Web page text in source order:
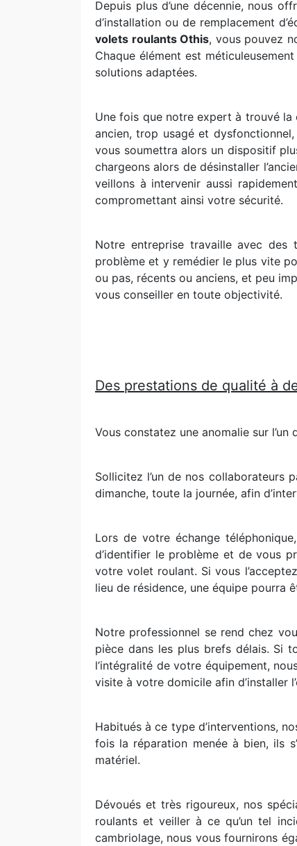
Depuis plus d’une décennie, nous
d’installation ou de remplacement
volets roulants Othis, vous pouvez
Chaque élément est
solutions adaptées.
Une fois que notre expert à trouvé la
ancien, trop usagé et
vous soumettra alors un dispositif
chargeons alors de désinstaller
veillons à intervenir aussi
compromettant ainsi votre sécurité.
Notre entreprise travaille avec des
problème et y remédier le plus vite
ou pas, récents ou anciens, et peu
vous conseiller en toute objectivité.
Des prestations de qualité à
Vous constatez une anomalie sur
Sollicitez l’un de nos collaborateurs
dimanche, toute la journée, afin
Lors de votre échange
d’identifier le problème et de vous
votre volet roulant. Si vous
lieu de résidence, une équipe pourra
Notre professionnel se rend chez
pièce dans les plus brefs délais. Si
l’intégralité de votre équipement,
visite à votre domicile afin d’installer
Habitués à ce type d’interventions,
fois la réparation menée à bien, ils
matériel.
Dévoués et très rigoureux, nos
roulants et veiller à ce qu’un tel
cambriolage, nous vous fournirons